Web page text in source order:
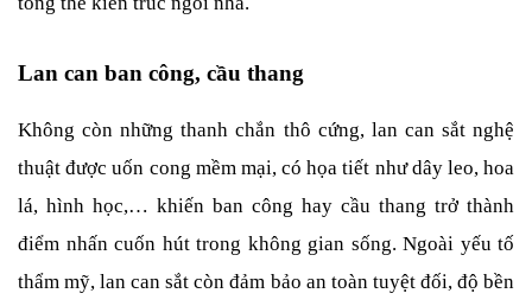
Lan can ban công, cầu thang
Không còn những thanh chắn thô cứng, lan can sắt nghệ
thuật được uốn cong mềm mại, có họa tiết như dây leo, hoa
lá, hình học,… khiến ban công hay cầu thang trở thành
điểm nhấn cuốn hút trong không gian sống. Ngoài yếu tố
thẩm mỹ, lan can sắt còn đảm bảo an toàn tuyệt đối, độ bền